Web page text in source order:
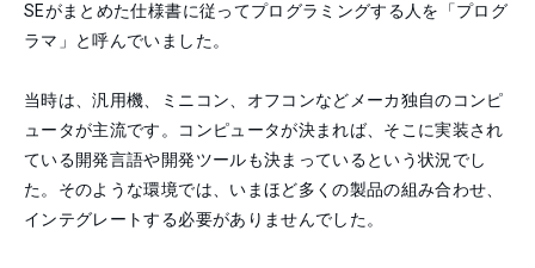
SEがまとめた仕様書に従ってプログラミングする人を「プログ
ラマ」と呼んでいました。
当時は、汎用機、ミニコン、オフコンなどメーカ独自のコンピ
ュータが主流です。コンピュータが決まれば、そこに実装され
ている開発言語や開発ツールも決まっているという状況でし
た。そのような環境では、いまほど多くの製品の組み合わせ、
インテグレートする必要がありませんでした。